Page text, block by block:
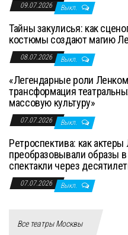
09.07.2026 Выкл.
Тайны закулисья: как
костюмы создают магию
08.07.2026 Выкл.
«Легендарные роли
трансформация
массовую культуру»
07.07.2026 Выкл.
Ретроспектива: как
преобразовывали образы
спектакли через
07.07.2026 Выкл.
Все театры Москвы